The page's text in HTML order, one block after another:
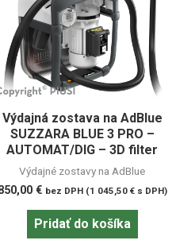
Výdajná zostava na AdBlue
SUZZARA BLUE 3 PRO –
AUTOMAT/DIG – 3D filter
Výdajné zostavy na AdBlue
€ bez DPH (1 045,50 €s DPH)
Pridať do košíka